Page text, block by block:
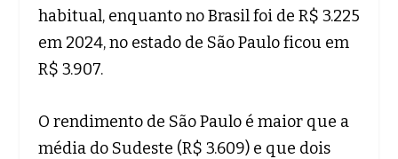
habitual, enquanto no Brasil foi de R$ 3.225
em 2024, no estado de São Paulo ficou em
R$ 3.907.
O rendimento de São Paulo é maior que a
média do Sudeste (R$ 3.609) e que dois